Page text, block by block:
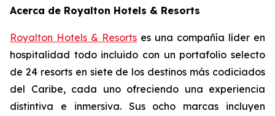
Acerca de Royalton Hotels & Resorts
Royalton Hotels & Resorts es una compañía líder en
hospitalidad todo incluido con un portafolio selecto
de 24 resorts en siete de los destinos más codiciados
del Caribe, cada uno ofreciendo una experiencia
distintiva e inmersiva. Sus ocho marcas incluyen